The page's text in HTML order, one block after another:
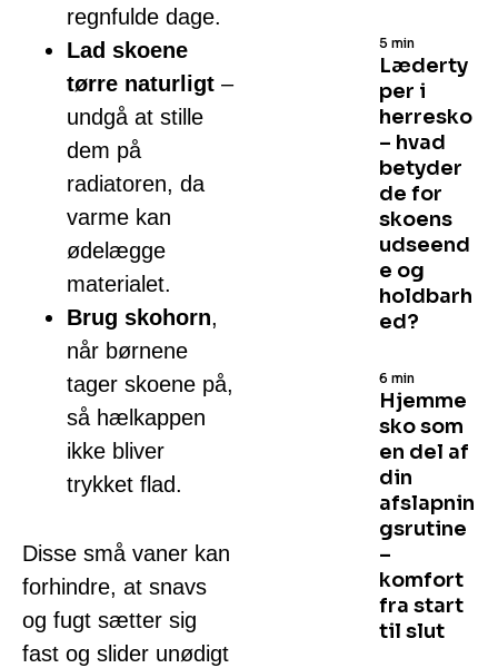
regnfulde dage.
Lad skoene
tørre naturligt –
undgå at stille
dem på
radiatoren, da
varme kan
ødelægge
materialet.
Brug skohorn,
når børnene
tager skoene på,
så hælkappen
ikke bliver
trykket flad.
Disse små vaner kan
forhindre, at snavs
og fugt sætter sig
fast og slider unødigt
Læderty
per i
herresko
– hvad
betyder
de for
skoens
udseend
e og
holdbarh
ed?
5 min
Hjemme
sko som
en del af
din
afslapnin
gsrutine
–
komfort
fra start
til slut
6 min